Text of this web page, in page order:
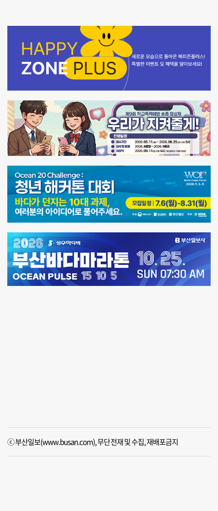
ⓒ 부산일보(www.busan.com), 무단전재 및 수집, 재배포금지